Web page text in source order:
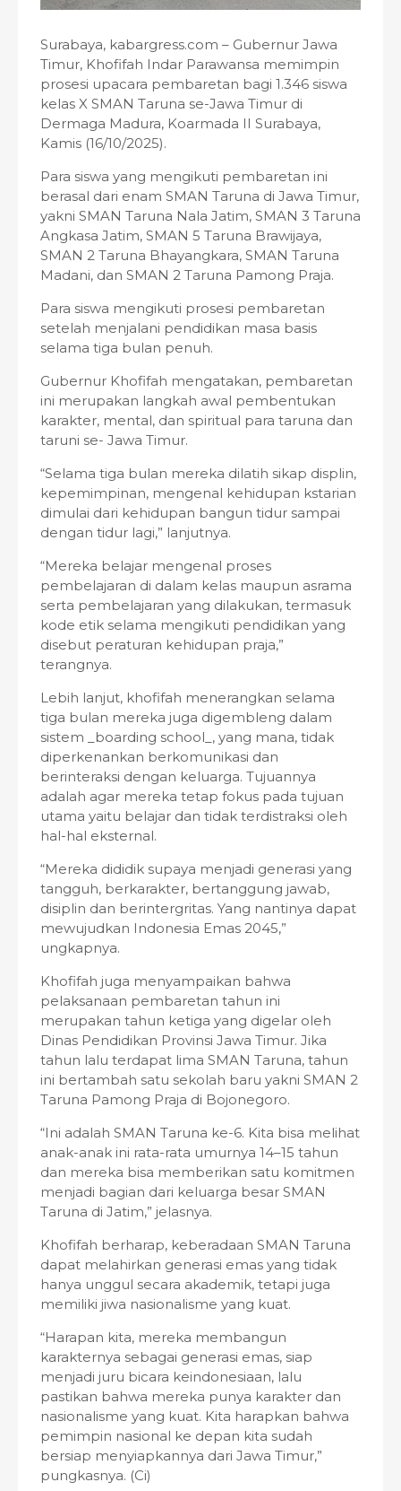
Surabaya, kabargress.com – Gubernur Jawa
Timur, Khofifah Indar Parawansa memimpin
prosesi upacara pembaretan bagi 1.346 siswa
kelas X SMAN Taruna se-Jawa Timur di
Dermaga Madura, Koarmada II Surabaya,
Kamis (16/10/2025).
Para siswa yang mengikuti pembaretan ini
berasal dari enam SMAN Taruna di Jawa Timur,
yakni SMAN Taruna Nala Jatim, SMAN 3 Taruna
Angkasa Jatim, SMAN 5 Taruna Brawijaya,
SMAN 2 Taruna Bhayangkara, SMAN Taruna
Madani, dan SMAN 2 Taruna Pamong Praja.
Para siswa mengikuti prosesi pembaretan
setelah menjalani pendidikan masa basis
selama tiga bulan penuh.
Gubernur Khofifah mengatakan, pembaretan
ini merupakan langkah awal pembentukan
karakter, mental, dan spiritual para taruna dan
taruni se- Jawa Timur.
“Selama tiga bulan mereka dilatih sikap displin,
kepemimpinan, mengenal kehidupan kstarian
dimulai dari kehidupan bangun tidur sampai
dengan tidur lagi,” lanjutnya.
“Mereka belajar mengenal proses
pembelajaran di dalam kelas maupun asrama
serta pembelajaran yang dilakukan, termasuk
kode etik selama mengikuti pendidikan yang
disebut peraturan kehidupan praja,”
terangnya.
Lebih lanjut, khofifah menerangkan selama
tiga bulan mereka juga digembleng dalam
sistem _boarding school_, yang mana, tidak
diperkenankan berkomunikasi dan
berinteraksi dengan keluarga. Tujuannya
adalah agar mereka tetap fokus pada tujuan
utama yaitu belajar dan tidak terdistraksi oleh
hal-hal eksternal.
“Mereka dididik supaya menjadi generasi yang
tangguh, berkarakter, bertanggung jawab,
disiplin dan berintergritas. Yang nantinya dapat
mewujudkan Indonesia Emas 2045,”
ungkapnya.
Khofifah juga menyampaikan bahwa
pelaksanaan pembaretan tahun ini
merupakan tahun ketiga yang digelar oleh
Dinas Pendidikan Provinsi Jawa Timur. Jika
tahun lalu terdapat lima SMAN Taruna, tahun
ini bertambah satu sekolah baru yakni SMAN 2
Taruna Pamong Praja di Bojonegoro.
“Ini adalah SMAN Taruna ke-6. Kita bisa melihat
anak-anak ini rata-rata umurnya 14–15 tahun
dan mereka bisa memberikan satu komitmen
menjadi bagian dari keluarga besar SMAN
Taruna di Jatim,” jelasnya.
Khofifah berharap, keberadaan SMAN Taruna
dapat melahirkan generasi emas yang tidak
hanya unggul secara akademik, tetapi juga
memiliki jiwa nasionalisme yang kuat.
“Harapan kita, mereka membangun
karakternya sebagai generasi emas, siap
menjadi juru bicara keindonesiaan, lalu
pastikan bahwa mereka punya karakter dan
nasionalisme yang kuat. Kita harapkan bahwa
pemimpin nasional ke depan kita sudah
bersiap menyiapkannya dari Jawa Timur,”
pungkasnya. (Ci)